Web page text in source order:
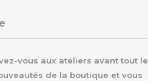
vous aux ateliers avant tout le
de la boutique et vous